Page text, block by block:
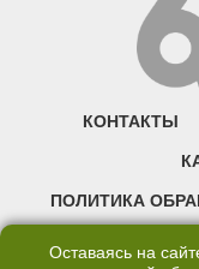
КОНТАКТЫ
ПОЛИТИКА
Оставаясь на